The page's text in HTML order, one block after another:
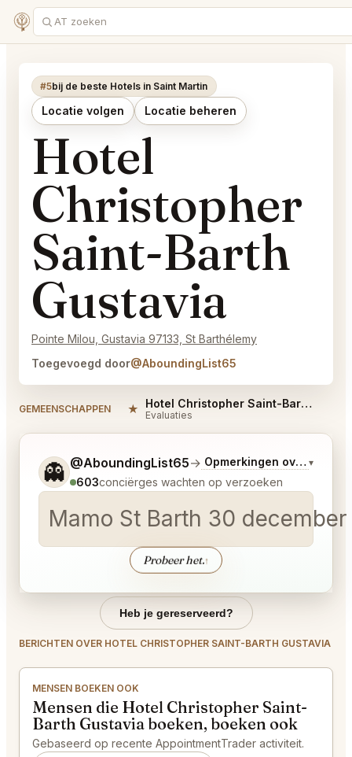
#5bij de beste Hotels in Saint Martin
Locatie volgen Locatie beheren
Hotel
Christopher
Saint-Barth
Gustavia
Pointe Milou, Gustavia 97133, St Barthélemy
Toegevoegd door@AboundingList65
GEMEENSCHAPPEN ★ Hotel Christopher Saint-Barth Gustavia Reviews
Evaluaties
👻 @AboundingList65→ Opmerkingen over▾
603conciërges wachten op verzoeken
Mamo St Barth 30
Probeer het.↑
Vertel me wat je wilt.
Heb je gereserveerd?
BERICHTEN OVER HOTEL CHRISTOPHER SAINT-BARTH GUSTAVIA
MENSEN BOEKEN OOK
Mensen die Hotel Christopher Saint-
Barth Gustavia boeken, boeken ook
Gebaseerd op recente AppointmentTrader activiteit.